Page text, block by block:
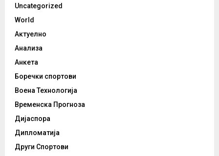
Uncategorized
World
Актуелно
Анализа
Анкета
Боречки спортови
Воена Технологија
Временска Прогноза
Дијаспора
Дипломатија
Други Спортови